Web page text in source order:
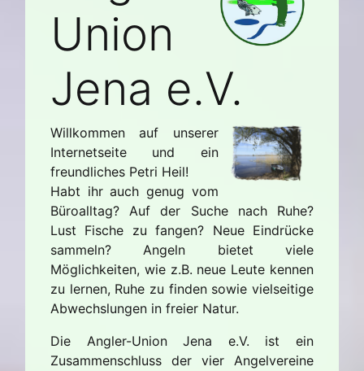
Union
Jena e.V.
Willkommen auf unserer
Internetseite und ein
freundliches Petri Heil!
Habt ihr auch genug vom
Büroalltag? Auf der Suche nach Ruhe?
Lust Fische zu fangen? Neue Eindrücke
sammeln? Angeln bietet viele
Möglichkeiten, wie z.B. neue Leute kennen
zu lernen, Ruhe zu finden sowie vielseitige
Abwechslungen in freier Natur.
Die Angler-Union Jena e.V. ist ein
Zusammenschluss der vier Angelvereine